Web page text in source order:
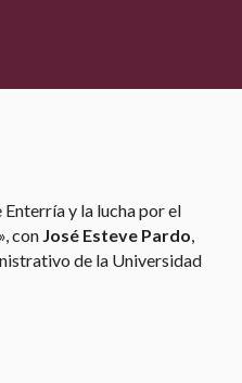
y la lucha por el
con José Esteve Pardo,
de la Universidad